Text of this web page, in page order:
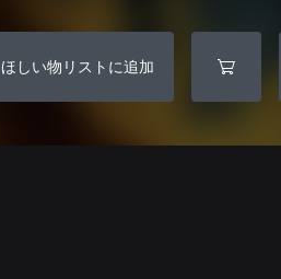
ほしい物リストに追加